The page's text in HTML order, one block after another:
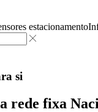
estacionamento
si
rede fixa